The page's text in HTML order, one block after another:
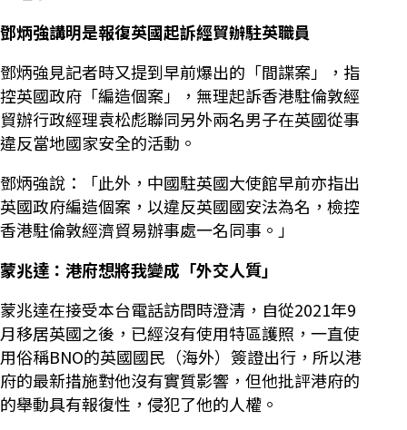
鄧炳強講明是報復英國起訴經貿辦駐英職員
鄧炳強見記者時又提到早前爆出的「間諜案」，指
控英國政府「編造個案」，無理起訴香港駐倫敦經
貿辦行政經理袁松彪聯同另外兩名男子在英國從事
違反當地國家安全的活動。
鄧炳強說：「此外，中國駐英國大使館早前亦指出
英國政府編造個案，以違反英國國安法為名，檢控
香港駐倫敦經濟貿易辦事處一名同事。」
蒙兆達：港府想將我變成「外交人質」
蒙兆達在接受本台電話訪問時澄清，自從2021年9
月移居英國之後，已經沒有使用特區護照，一直使
用俗稱BNO的英國國民（海外）簽證出行，所以港
府的最新措施對他沒有實質影響，但他批評港府的
的舉動具有報復性，侵犯了他的人權。